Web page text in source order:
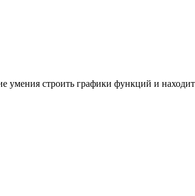
умения строить графики функций и